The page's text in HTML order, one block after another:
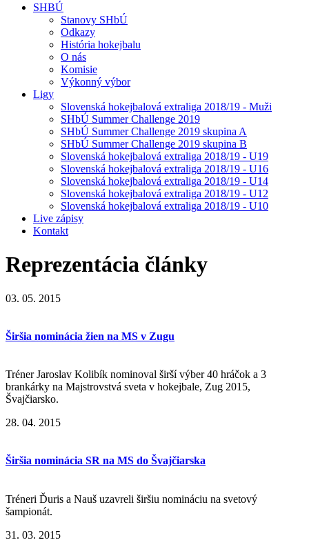
SHBÚ
Stanovy SHbÚ
Odkazy
História hokejbalu
O nás
Komisie
Výkonný výbor
Ligy
Slovenská hokejbalová extraliga 2018/19 - Muži
SHbÚ Summer Challenge 2019
SHbÚ Summer Challenge 2019 skupina A
SHbÚ Summer Challenge 2019 skupina B
Slovenská hokejbalová extraliga 2018/19 - U19
Slovenská hokejbalová extraliga 2018/19 - U16
Slovenská hokejbalová extraliga 2018/19 - U14
Slovenská hokejbalová extraliga 2018/19 - U12
Slovenská hokejbalová extraliga 2018/19 - U10
Live zápisy
Kontakt
Reprezentácia články
03. 05. 2015
Širšia nominácia žien na MS v Zugu
Tréner Jaroslav Kolibík nominoval širší výber 40 hráčok a 3
brankárky na Majstrovstvá sveta v hokejbale, Zug 2015,
Švajčiarsko.
28. 04. 2015
Širšia nominácia SR na MS do Švajčiarska
Tréneri Ďuris a Nauš uzavreli širšiu nomináciu na svetový
šampionát.
31. 03. 2015